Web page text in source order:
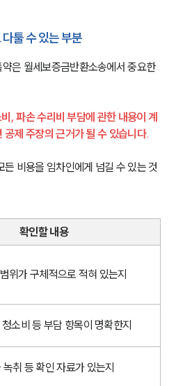
업무분야
설부 업무
성원 소개
언론보도
공지사항
법률서식
세미나
률상담예약
법률상담예약
툴 수 있는 부분
은 월세보증금반환소송에서 중요한
, 파손 수리비 부담에 관한 내용이 계
공제 주장의 근거가 될 수 있습니다.
비용을 임차인에게 넘길 수 있는 것
확인할 내용
위가 구체적으로 적혀 있는지
소비 등 부담 항목이 명확한지
녹취 등 확인 자료가 있는지